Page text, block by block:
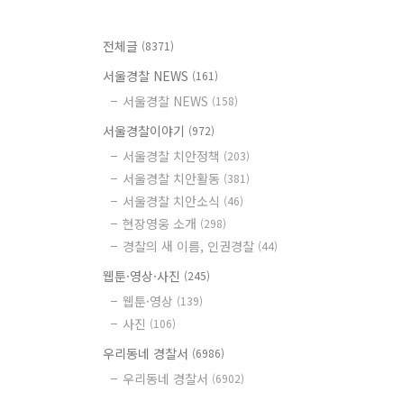
전체글 (8371)
서울경찰 NEWS (161)
서울경찰 NEWS (158)
서울경찰이야기 (972)
서울경찰 치안정책 (203)
서울경찰 치안활동 (381)
서울경찰 치안소식 (46)
현장영웅 소개 (298)
경찰의 새 이름, 인권경찰 (44)
웹툰·영상·사진 (245)
웹툰·영상 (139)
사진 (106)
우리동네 경찰서 (6986)
우리동네 경찰서 (6902)